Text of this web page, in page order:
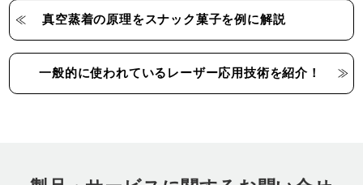
真空蒸着の原理をスナック菓子を例に解説
一般的に使われているレーザー応用技術を紹介！